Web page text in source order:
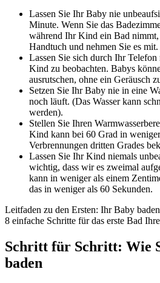
Lassen Sie Ihr Baby nie
Minute. Wenn Sie das
während Ihr Kind ein Bad
Handtuch und nehmen Sie es mit.
Lassen Sie sich durch Ihr
Kind zu beobachten. Babys
ausrutschen, ohne ein Geräusch
Setzen Sie Ihr Baby nie in eine
noch läuft. (Das Wasser kann
werden).
Stellen Sie Ihren
Kind kann bei 60 Grad in
Verbrennungen dritten Grades
Lassen Sie Ihr Kind niemals
wichtig, dass wir es zweimal
kann in weniger als einem
das in weniger als 60 Sekunden.
Leitfaden zu den Ersten: Ihr Baby baden
8 einfache Schritte für das erste Bad
Schritt für Schritt: Wie
baden